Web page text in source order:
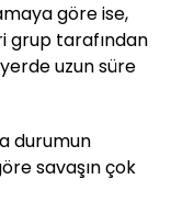
göre ise,
grup tarafından
uzun süre
durumun
savaşın çok